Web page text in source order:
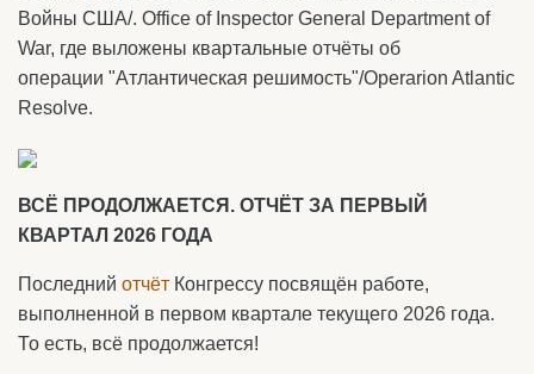
Войны США/. Office of Inspector General Department of
War, где выложены квартальные отчёты об
операции "Атлантическая решимость"/Operarion Atlantic
Resolve.
ВСЁ ПРОДОЛЖАЕТСЯ. ОТЧЁТ ЗА ПЕРВЫЙ
КВАРТАЛ 2026 ГОДА
Последний отчёт Конгрессу посвящён работе,
выполненной в первом квартале текущего 2026 года.
То есть, всё продолжается!